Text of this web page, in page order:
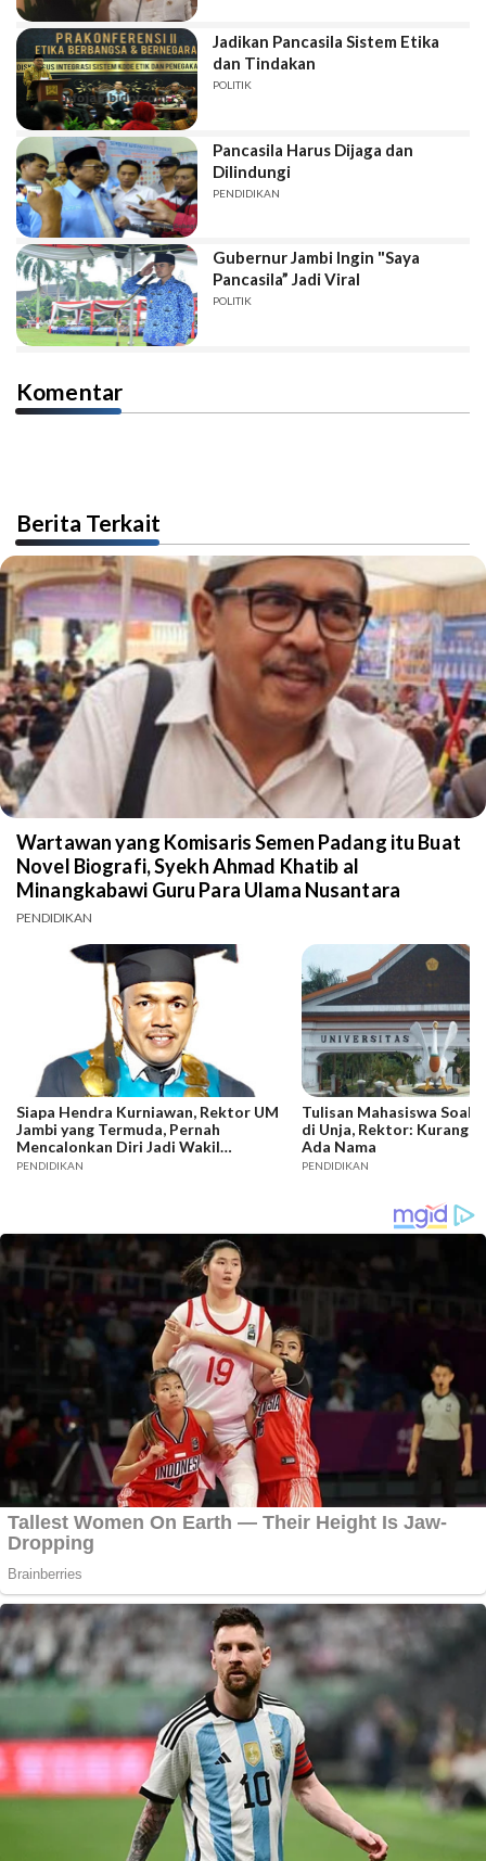
Jadikan Pancasila Sistem Etika
dan Tindakan
POLITIK
Pancasila Harus Dijaga dan
Dilindungi
PENDIDIKAN
Gubernur Jambi Ingin "Saya
Pancasila” Jadi Viral
POLITIK
Komentar
Berita Terkait
Wartawan yang Komisaris Semen Padang itu Buat
Novel Biografi, Syekh Ahmad Khatib al
Minangkabawi Guru Para Ulama Nusantara
PENDIDIKAN
Siapa Hendra Kurniawan, Rektor UM
Jambi yang Termuda, Pernah
Mencalonkan Diri Jadi Wakil
Walikota Jambi..
PENDIDIKAN
Tulisan Mahasiswa Soal
di Unja, Rektor: Kurang
Ada Nama
PENDIDIKAN